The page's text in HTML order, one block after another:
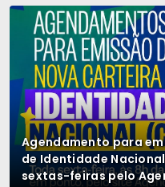
Agendamento para
de Identidade
sextas-feiras pelo